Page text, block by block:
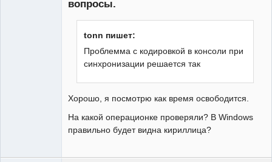
вопросы.
tonn пишет:
Проблемма с кодировкой в консоли при
синхронизации решается так
Хорошо, я посмотрю как время освободится.
На какой операционке проверяли? В Windows
правильно будет видна кириллица?